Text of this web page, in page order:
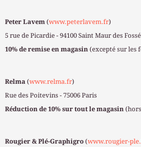
Peter Lavem (www.peterlavem.fr)
5 rue de Picardie - 94100 Saint Maur des
10% de remise en magasin (excepté sur les
Relma (www.relma.fr)
Rue des Poitevins - 75006 Paris
Réduction de 10% sur tout le magasin
Rougier & Plé-Graphigro (www.rougier-